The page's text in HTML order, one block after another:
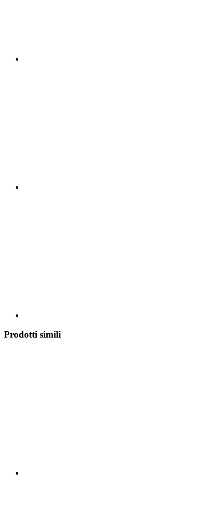
Prodotti simili